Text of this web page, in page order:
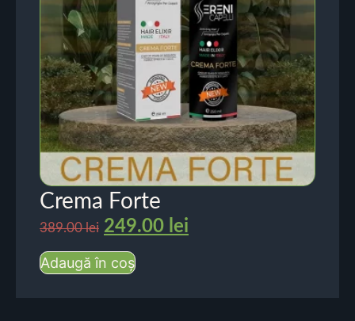
Crema Forte
389.00lei 249.00 lei
Adaugă în coș